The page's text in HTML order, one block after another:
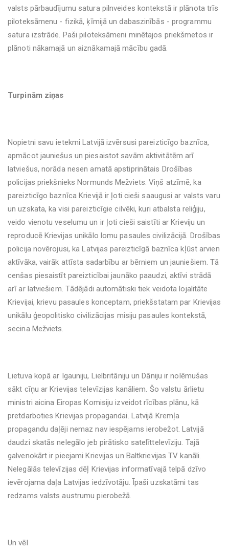
valsts pārbaudījumu satura pilnveides kontekstā ir plānota trīs
piloteksāmenu - fizikā, ķīmijā un dabaszinībās - programmu
satura izstrāde. Paši piloteksāmeni minētajos priekšmetos ir
plānoti nākamajā un aiznākamajā mācību gadā.
Turpinām ziņas
Nopietni savu ietekmi Latvijā izvērsusi pareizticīgo baznīca,
apmācot jauniešus un piesaistot savām aktivitātēm arī
latviešus, norāda nesen amatā apstiprinātais Drošības
policijas priekšnieks Normunds Mežviets. Viņš atzīmē, ka
pareizticīgo baznīca Krievijā ir ļoti cieši saaugusi ar valsts varu
un uzskata, ka visi pareizticīgie cilvēki, kuri atbalsta reliģiju,
veido vienotu veselumu un ir ļoti cieši saistīti ar Krieviju un
reproducē Krievijas unikālo lomu pasaules civilizācijā. Drošības
policija novērojusi, ka Latvijas pareizticīgā baznīca kļūst arvien
aktīvāka, vairāk attīsta sadarbību ar bērniem un jauniešiem. Tā
cenšas piesaistīt pareizticībai jaunāko paaudzi, aktīvi strādā
arī ar latviešiem. Tādējādi automātiski tiek veidota lojalitāte
Krievijai, krievu pasaules konceptam, priekšstatam par Krievijas
unikālu ģeopolitisko civilizācijas misiju pasaules kontekstā,
secina Mežviets.
Lietuva kopā ar Igauniju, Lielbritāniju un Dāniju ir nolēmušas
sākt cīņu ar Krievijas televīzijas kanāliem. Šo valstu ārlietu
ministri aicina Eiropas Komisiju izveidot rīcības plānu, kā
pretdarboties Krievijas propagandai. Latvijā Kremļa
propagandu daļēji nemaz nav iespējams ierobežot. Latvijā
daudzi skatās nelegālo jeb pirātisko satelīttelevīziju. Tajā
galvenokārt ir pieejami Krievijas un Baltkrievijas TV kanāli.
Nelegālās televīzijas dēļ Krievijas informatīvajā telpā dzīvo
ievērojama daļa Latvijas iedzīvotāju. Īpaši uzskatāmi tas
redzams valsts austrumu pierobežā.
Un vēl